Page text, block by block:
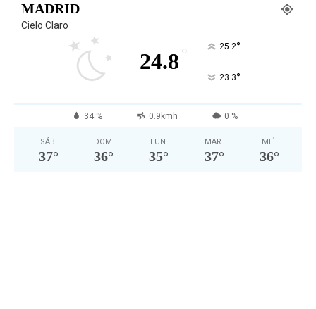
MADRID
Cielo Claro
24.8 ° 25.2°
23.3°
34 % 0.9kmh 0 %
SÁB
37°
DOM
36°
LUN
35°
MAR
37°
MIÉ
36°